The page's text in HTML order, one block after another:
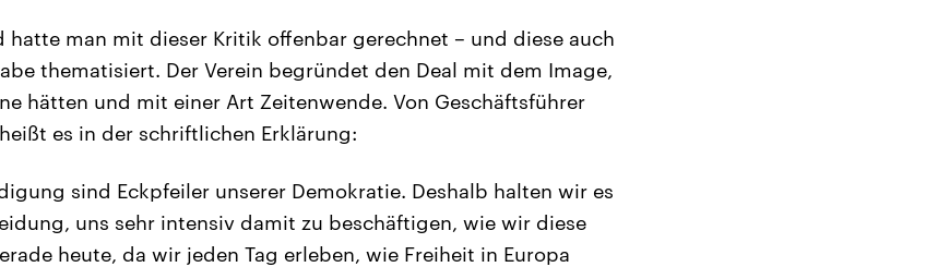
hatte man mit dieser Kritik offenbar gerechnet – und diese auch
thematisiert. Der Verein begründet den Deal mit dem Image,
hätten und mit einer Art Zeitenwende. Von Geschäftsführer
es in der schriftlichen Erklärung:
sind Eckpfeiler unserer Demokratie. Deshalb halten wir es
uns sehr intensiv damit zu beschäftigen, wie wir diese
heute, da wir jeden Tag erleben, wie Freiheit in Europa